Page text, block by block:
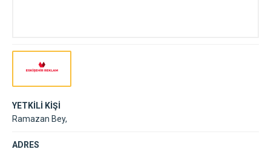
YETKİLİ KİŞİ
Ramazan Bey,
ADRES